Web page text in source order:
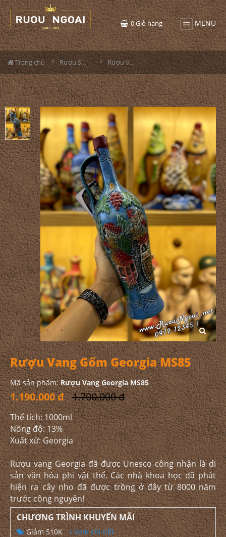
MENU
0Giỏ hàng
Trang chủ Rượu Sưu Tầm - Nga Rượu Vang Gốm Georgia MS85
Rượu Vang Gốm Georgia MS85
Mã sản phẩm:Rượu Vang Georgia MS85
1.190.000 đ 1.700.000 đ
Thể tích: 1000ml
Nồng độ: 13%
Xuất xứ: Georgia
Rượu vang Georgia đã được Unesco công nhận là di
sản văn hóa phi vật thể. Các nhà khoa học đã phát
hiện ra cây nho đã được trồng ở đây từ 8000 năm
trước công nguyên!
CHƯƠNG TRÌNH KHUYẾN MÃI
Giảm 510K Xem chi tiết